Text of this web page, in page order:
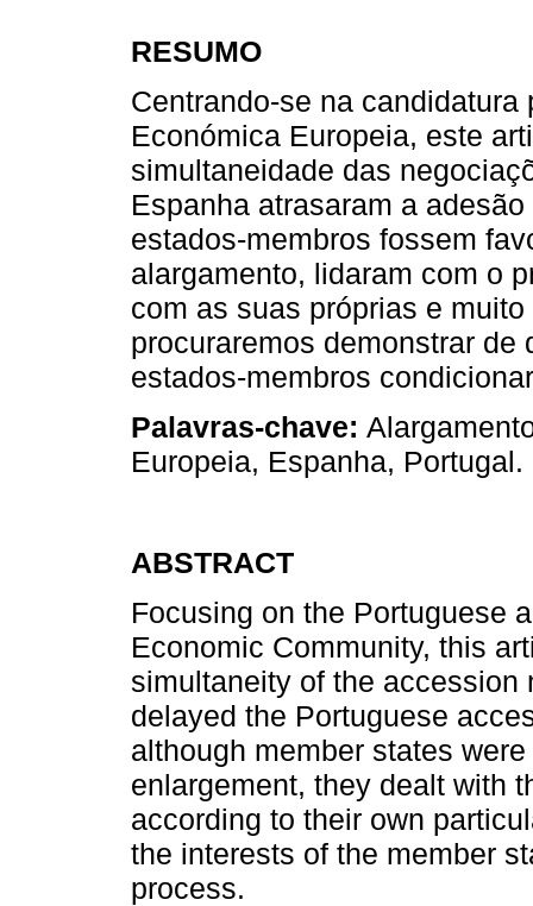
RESUMO
Centrando-se na
Económica Europeia, este
simultaneidade das
Espanha atrasaram a
estados-membros fossem
alargamento, lidaram com o
com as suas próprias e
procuraremos demonstrar
estados-membros
Palavras-chave:
Europeia, Espanha, Portugal.
ABSTRACT
Focusing on the Portuguese
Economic Community, this
simultaneity of the accession
delayed the Portuguese
although member states
enlargement, they dealt with
according to their own
the interests of the member
process.